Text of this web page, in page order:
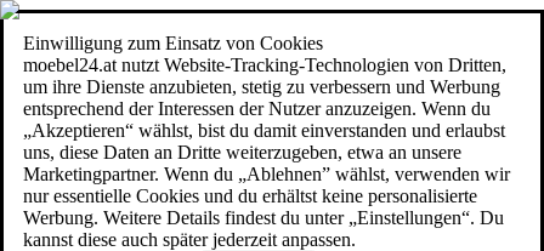
Einwilligung zum Einsatz von Cookies
moebel24.at nutzt Website-Tracking-Technologien von Dritten,
um ihre Dienste anzubieten, stetig zu verbessern und Werbung
entsprechend der Interessen der Nutzer anzuzeigen. Wenn du
„Akzeptieren“ wählst, bist du damit einverstanden und erlaubst
uns, diese Daten an Dritte weiterzugeben, etwa an unsere
Marketingpartner. Wenn du „Ablehnen” wählst, verwenden wir
nur essentielle Cookies und du erhältst keine personalisierte
Werbung. Weitere Details findest du unter „Einstellungen“. Du
kannst diese auch später jederzeit anpassen.
moebel24.at - moebel dir den besten Preis!Über 100 Mio. Produkte
im Preisvergleich|Mehr als 1.000 Online-Shops in neun Ländern
moebel24.at - moebel dir den besten Preis!
Über 100 Mio. Produkte im Preisvergleich
Mehr als 1.000 Online-Shops in neun Ländern
Mehr erfahren
Suche
moebel dir den besten Preis!moebel dir den besten Preis!